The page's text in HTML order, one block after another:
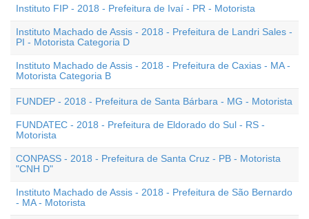
Instituto FIP - 2018 - Prefeitura de Ivaí - PR - Motorista
Instituto Machado de Assis - 2018 - Prefeitura de Landri Sales -
PI - Motorista Categoria D
Instituto Machado de Assis - 2018 - Prefeitura de Caxias - MA -
Motorista Categoria B
FUNDEP - 2018 - Prefeitura de Santa Bárbara - MG - Motorista
FUNDATEC - 2018 - Prefeitura de Eldorado do Sul - RS -
Motorista
CONPASS - 2018 - Prefeitura de Santa Cruz - PB - Motorista
"CNH D"
Instituto Machado de Assis - 2018 - Prefeitura de São Bernardo
- MA - Motorista